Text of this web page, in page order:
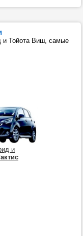
и Тойота Виш, самые
и